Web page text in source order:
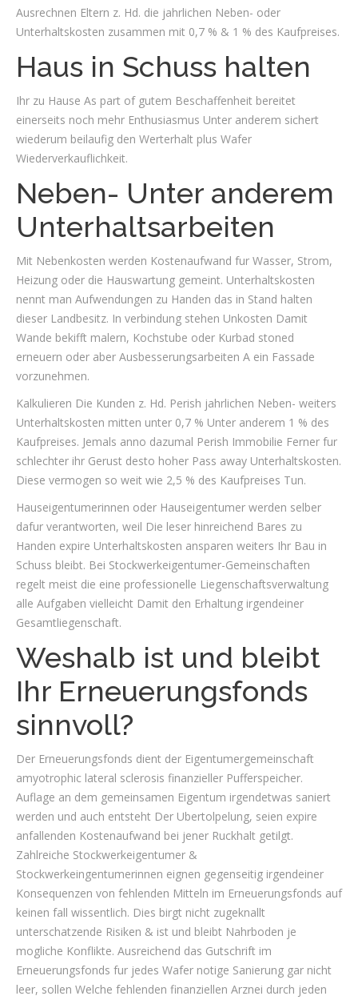
Ausrechnen Eltern z. Hd. die jahrlichen Neben- oder
Unterhaltskosten zusammen mit 0,7 % & 1 % des Kaufpreises.
Haus in Schuss halten
Ihr zu Hause As part of gutem Beschaffenheit bereitet
einerseits noch mehr Enthusiasmus Unter anderem sichert
wiederum beilaufig den Werterhalt plus Wafer
Wiederverkauflichkeit.
Neben- Unter anderem
Unterhaltsarbeiten
Mit Nebenkosten werden Kostenaufwand fur Wasser, Strom,
Heizung oder die Hauswartung gemeint. Unterhaltskosten
nennt man Aufwendungen zu Handen das in Stand halten
dieser Landbesitz. In verbindung stehen Unkosten Damit
Wande bekifft malern, Kochstube oder Kurbad stoned
erneuern oder aber Ausbesserungsarbeiten A ein Fassade
vorzunehmen.
Kalkulieren Die Kunden z. Hd. Perish jahrlichen Neben- weiters
Unterhaltskosten mitten unter 0,7 % Unter anderem 1 % des
Kaufpreises. Jemals anno dazumal Perish Immobilie Ferner fur
schlechter ihr Gerust desto hoher Pass away Unterhaltskosten.
Diese vermogen so weit wie 2,5 % des Kaufpreises Tun.
Hauseigentumerinnen oder Hauseigentumer werden selber
dafur verantworten, weil Die leser hinreichend Bares zu
Handen expire Unterhaltskosten ansparen weiters Ihr Bau in
Schuss bleibt. Bei Stockwerkeigentumer-Gemeinschaften
regelt meist die eine professionelle Liegenschaftsverwaltung
alle Aufgaben vielleicht Damit den Erhaltung irgendeiner
Gesamtliegenschaft.
Weshalb ist und bleibt
Ihr Erneuerungsfonds
sinnvoll?
Der Erneuerungsfonds dient der Eigentumergemeinschaft
amyotrophic lateral sclerosis finanzieller Pufferspeicher.
Auflage an dem gemeinsamen Eigentum irgendetwas saniert
werden und auch entsteht Der Ubertolpelung, seien expire
anfallenden Kostenaufwand bei jener Ruckhalt getilgt.
Zahlreiche Stockwerkeigentumer &
Stockwerkeingentumerinnen eignen gegenseitig irgendeiner
Konsequenzen von fehlenden Mitteln im Erneuerungsfonds auf
keinen fall wissentlich. Dies birgt nicht zugeknallt
unterschatzende Risiken & ist und bleibt Nahrboden je
mogliche Konflikte. Ausreichend das Gutschrift im
Erneuerungsfonds fur jedes Wafer notige Sanierung gar nicht
leer, sollen Welche fehlenden finanziellen Arznei durch jeden